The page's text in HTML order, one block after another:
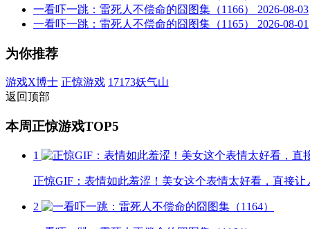
一看吓一跳：雷死人不偿命的囧图集（1166）
2026-08-03
一看吓一跳：雷死人不偿命的囧图集（1165）
2026-08-01
为你推荐
游戏X博士 正惊游戏 17173妖气山
返回顶部
本周正惊游戏TOP5
1
正惊GIF：表情如此羞涩！美女这个表情太好看，直接让
2